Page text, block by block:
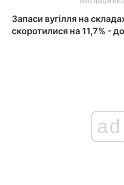
Запаси вугілля на
скоротилися на 11,7% -
ad